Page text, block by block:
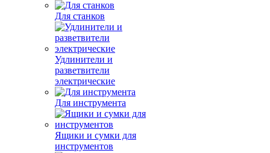
Для станков
Удлинители и
разветвители
электрические
Для инструмента
Ящики и сумки для
инструментов